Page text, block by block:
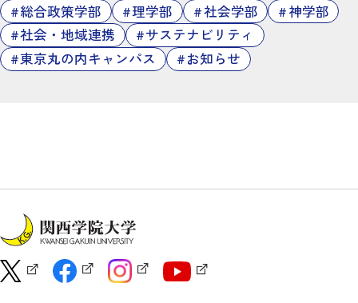
総合政策学部
理学部 社会学部
神学部
社会・地域連携
サステナビリティ
東京丸の内キャンパス
お知らせ